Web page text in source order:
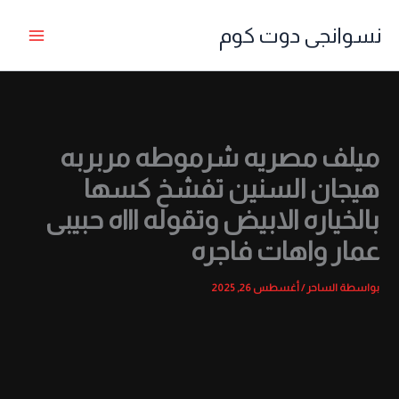
نسوانجى دوت كوم
ميلف مصريه شرموطه مربربه
هيجان السنين تفشخ كسها
بالخياره الابيض وتقوله اااه حبيبى
عمار واهات فاجره
بواسطة الساحر/أغسطس 26, 2025